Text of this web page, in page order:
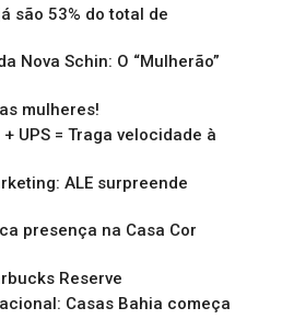
são 53% do total de
Nova Schin: O “Mulherão”
mulheres!
UPS = Traga velocidade à
ALE surpreende
presença na Casa Cor
Reserve
Casas Bahia começa